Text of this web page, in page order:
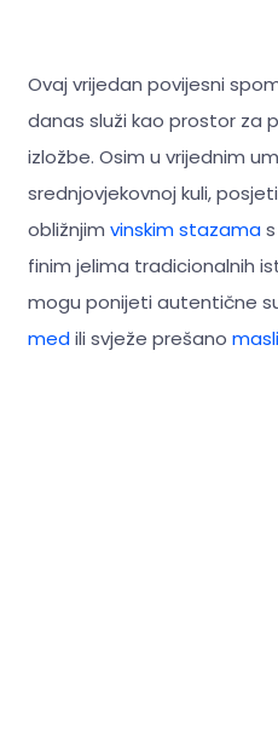
Ovaj vrijedan povijesni
danas služi kao prostor za
izložbe. Osim u vrijednim
srednjovjekovnoj kuli,
obližnjim vinskim stazama
finim jelima tradicionalnih
mogu ponijeti autentične
medili svježe prešano